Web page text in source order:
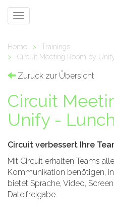
Toggle
Home >
Trainings
>
Circuit Meeting Room by
Zurück zur Übersicht
Circuit
Unify -
Circuit verbessert Ihre
Mit Circuit erhalten Teams
Kommunikation benötigen,
bietet Sprache, Video,
Dateifreigabe.